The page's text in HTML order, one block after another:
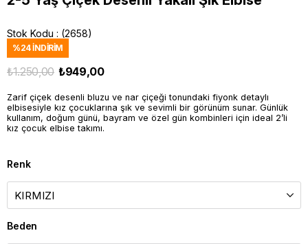
Stok Kodu (2658)
%24İNDIRIM
₺1.250,00 ₺949,00
Zarif çiçek desenli bluzu ve nar çiçeği tonundaki fiyonk detaylı
elbisesiyle kız çocuklarına şık ve sevimli bir görünüm sunar. Günlük
kullanım, doğum günü, bayram ve özel gün kombinleri için ideal 2’li
kız çocuk elbise takımı.
Renk
Beden